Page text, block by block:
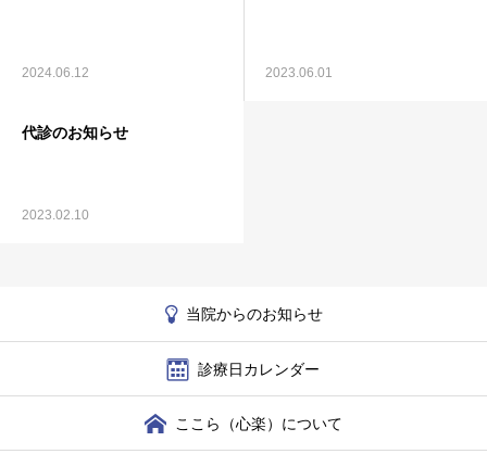
2024.06.12 2023.06.01
代診のお知らせ
2023.02.10
当院からのお知らせ
診療日カレンダー
ここら（心楽）について